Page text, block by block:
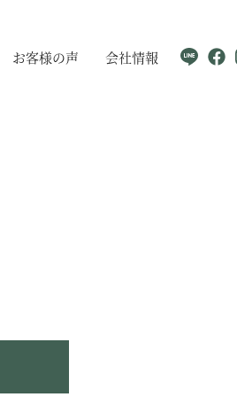
お客様の声 会社情報